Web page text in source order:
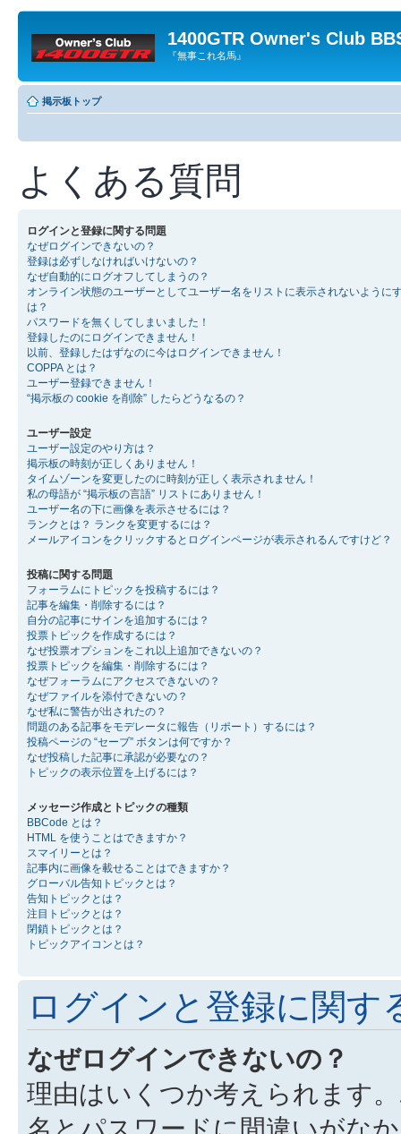
1400GTR Owner's Club
『無事これ名馬』
掲示板トップ
よくある質問
ログインと登録に関する問題
なぜログインできないの？
登録は必ずしなければいけないの？
なぜ自動的にログオフしてしまうの？
オンライン状態のユーザーとしてユーザー名をリストに表示されないように
は？
パスワードを無くしてしまいました！
登録したのにログインできません！
以前、登録したはずなのに今はログインできません！
COPPA とは？
ユーザー登録できません！
“掲示板の cookie を削除” したらどうなるの？
ユーザー設定
ユーザー設定のやり方は？
掲示板の時刻が正しくありません！
タイムゾーンを変更したのに時刻が正しく表示されません！
私の母語が “掲示板の言語” リストにありません！
ユーザー名の下に画像を表示させるには？
ランクとは？ ランクを変更するには？
メールアイコンをクリックするとログインページが表示されるんですけど？
投稿に関する問題
フォーラムにトピックを投稿するには？
記事を編集・削除するには？
自分の記事にサインを追加するには？
投票トピックを作成するには？
なぜ投票オプションをこれ以上追加できないの？
投票トピックを編集・削除するには？
なぜフォーラムにアクセスできないの？
なぜファイルを添付できないの？
なぜ私に警告が出されたの？
問題のある記事をモデレータに報告（リポート）するには？
投稿ページの “セーブ” ボタンは何ですか？
なぜ投稿した記事に承認が必要なの？
トピックの表示位置を上げるには？
メッセージ作成とトピックの種類
BBCode とは？
HTML を使うことはできますか？
スマイリーとは？
記事内に画像を載せることはできますか？
グローバル告知トピックとは？
告知トピックとは？
注目トピックとは？
閉鎖トピックとは？
トピックアイコンとは？
ログインと登録に関す
なぜログインできないの？
理由はいくつか考えられます
名とパスワードに間違いがな